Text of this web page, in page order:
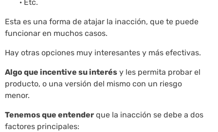
· Etc.
Esta es una forma de atajar la inacción, que te puede
funcionar en muchos casos.
Hay otras opciones muy interesantes y más efectivas.
Algo que incentive su interés y les permita probar el
producto, o una versión del mismo con un riesgo
menor.
Tenemos que entender que la inacción se debe a dos
factores principales: